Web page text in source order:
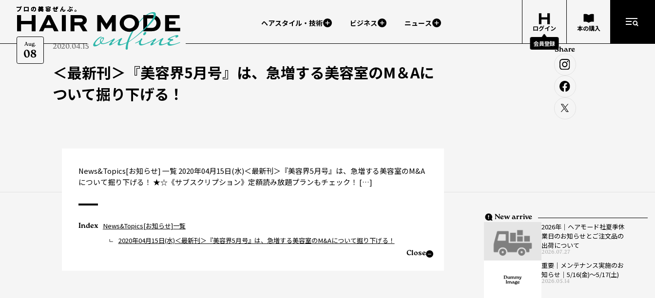
Aug.
08
ヘアスタイル・技術 ビジネス ニュース
ログイン
会員登録
本の購入
2020.04.15
＜最新刊＞『美容界5月号』は、急増する美容室のM＆Aに
ついて掘り下げる！
Share
News&Topics[お知らせ] 一覧 2020年04月15日(水)＜最新刊＞『美容界5月号』は、急増する美容室のM&A
について掘り下げる！ ★☆《サブスクリプション》定額読み放題プランもチェック！ […]
Index
Close
News&Topics[お知らせ]一覧
2020年04月15日(水)＜最新刊＞『美容界5月号』は、急増する美容室のM&Aについて掘り下げる！
New arrive
2026年｜ヘアモード社夏季休
業日のお知らせとご注文品の
出荷について
2026.07.27
重要｜メンテナンス実施のお
知らせ｜5/16(金)〜5/17(土)
2026.05.14